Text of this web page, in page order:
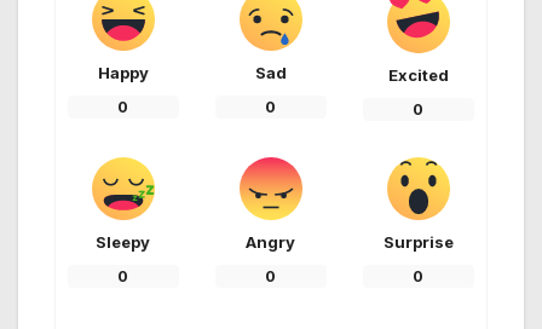
Happy
0
Sad
0
Excited
0
Sleepy
0
Angry
0
Surprise
0